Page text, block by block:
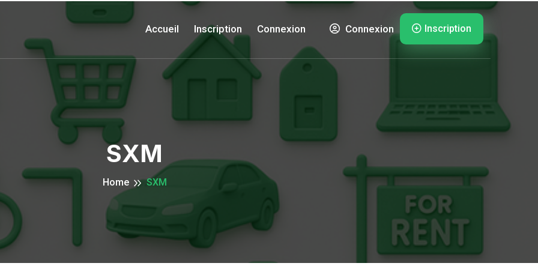
Accueil Inscription Connexion Connexion Inscription
SXM
Home SXM